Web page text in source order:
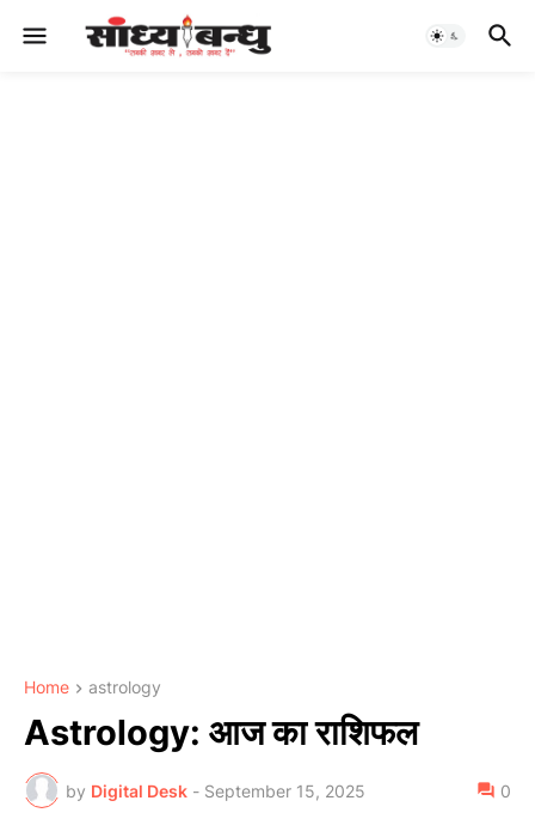
Home astrology
Astrology: आज का राशिफल
by Digital Desk - September 15, 2025 0